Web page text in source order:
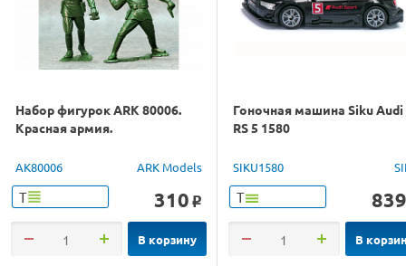
Набор фигурок ARK 80006.
Красная армия.
AK80006 ARK Models
Т 310 o
В корзину
Гоночная машина Siku Audi
RS 5 1580
SIKU1580
Т 839
В